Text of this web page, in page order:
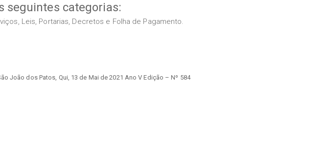
seguintes categorias:
Leis, Portarias, Decretos e Folha de Pagamento.
João dos Patos, Qui, 13 de Mai de 2021 Ano V Edição – Nº 584